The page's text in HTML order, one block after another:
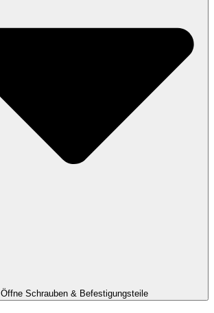
Öffne Schrauben & Befestigungsteile